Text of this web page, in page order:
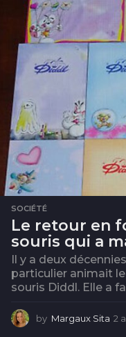
SOCIÉTÉ
Le retour en
souris qui a
Il y a deux
particulier animait
souris Diddl. Elle a
by Margaux Sita 2